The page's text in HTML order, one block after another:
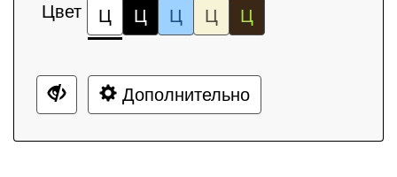
Цвет Ц Ц Ц Ц Ц
Дополнительно